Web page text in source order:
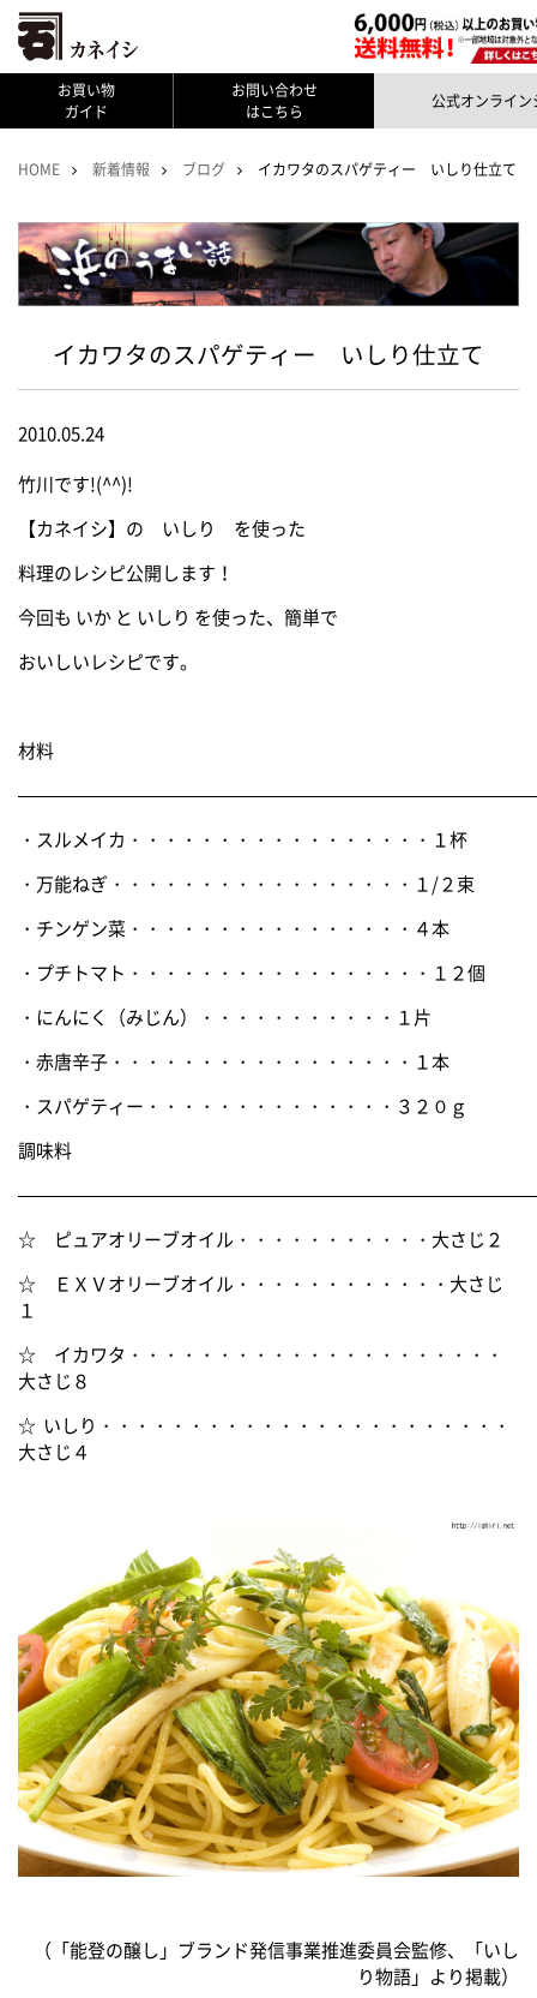
お買い物
ガイド
お問い合わせ
はこちら
公式オンライン
HOME 新着情報 ブログ イカワタのスパゲティー いしり仕立て
イカワタのスパゲティー いしり仕立て
2010.05.24
竹川です!(^^)!
【カネイシ】の いしり を使った
料理のレシピ公開します！
今回も いか と いしり を使った、簡単で
おいしいレシピです。
材料
・スルメイカ・・・・・・・・・・・・・・・・・１杯
・万能ねぎ・・・・・・・・・・・・・・・・・１/２束
・チンゲン菜・・・・・・・・・・・・・・・・４本
・プチトマト・・・・・・・・・・・・・・・・・１２個
・にんにく（みじん）・・・・・・・・・・・１片
・赤唐辛子・・・・・・・・・・・・・・・・・１本
・スパゲティー・・・・・・・・・・・・・・３２０ｇ
調味料
☆ ピュアオリーブオイル・・・・・・・・・・・大さじ２
☆ ＥＸＶオリーブオイル・・・・・・・・・・・・大さじ
１
☆ イカワタ・・・・・・・・・・・・・・・・・・・・・
大さじ８
☆ いしり・・・・・・・・・・・・・・・・・・・・・・・
大さじ４
（「能登の醸し」ブランド発信事業推進委員会監修、「いし
り物語」より掲載）